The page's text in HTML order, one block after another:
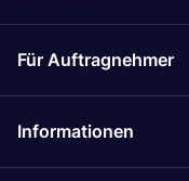
Für Auftragnehmer
Informationen